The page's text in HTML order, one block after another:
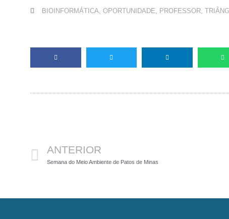
BIOINFORMÁTICA OPORTUNIDADE PROFESSOR
ANTERIOR
Semana do Meio Ambiente de Patos de Minas